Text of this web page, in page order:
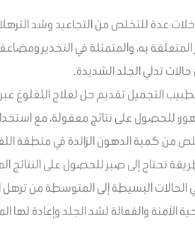
عدة للتخلص من التجاعيد وشد
به، والمتمثلة في التخدير
تدلي الجلد الشديدة.
من كمية الدهون الزائدة في منطقة
تحتاج إلى صبر للحصول على النتائج
البسيطة إلى المتوسطة من ترهل
الآمنة والفعالة لشد الجلد وإعادة